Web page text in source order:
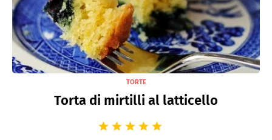
TORTE
Torta di mirtilli al latticello